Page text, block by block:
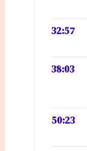
32:57
38:03
50:23